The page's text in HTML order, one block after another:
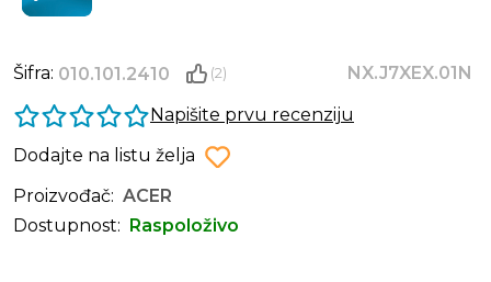
Šifra: 010.101.2410 (2)
NX.J7XEX.01N
Napišite prvu recenziju
Dodajte na listu želja
Proizvođač: ACER
Dostupnost:
Raspoloživo